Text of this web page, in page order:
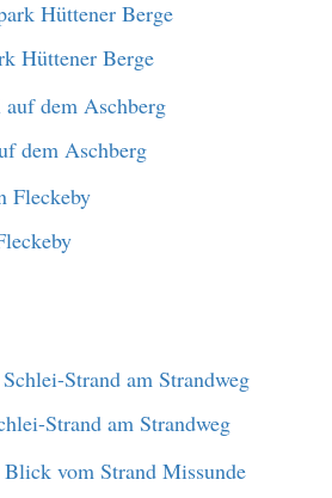
Hüttener Berge
dem Aschberg
Strand am Strandweg